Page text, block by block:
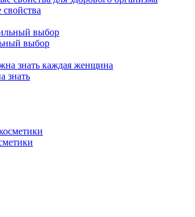
выбор
знать